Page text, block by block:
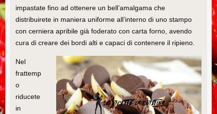
impastate fino ad ottenere un bell’amalgama che
distribuirete in maniera uniforme all’interno di uno stampo
con cerniera apribile già foderato con carta forno, avendo
cura di creare dei bordi alti e capaci di contenere il ripieno.
Nel
frattemp
o
riducete
in